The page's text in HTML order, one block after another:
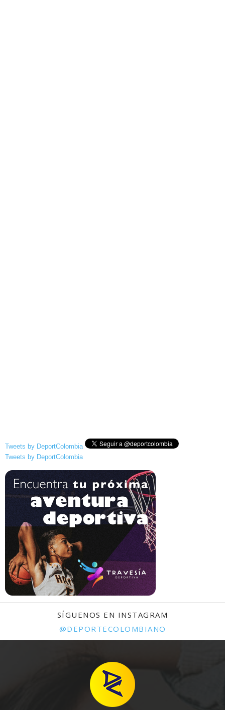
Tweets by DeportColombia
Tweets by DeportColombia
SÍGUENOS EN INSTAGRAM
@DEPORTECOLOMBIANO